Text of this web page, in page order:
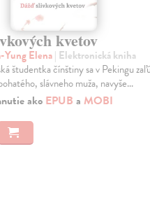
| Elektronická kniha
štúrovci, keby mali internet? Písal
ako EPUB ,MOBIa